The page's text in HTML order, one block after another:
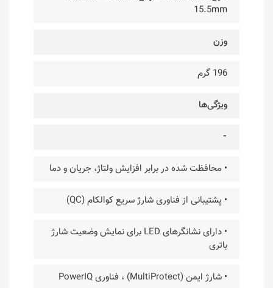
15.5mm
وزن
196 گرم
ویژگی‌ها
⁃
• محافظت شده در برابر افزایش ولتاژ، جریان و دما
• پشتیبانی از فناوری شارژ سریع کوالکام (QC)
• دارای نشانگرهای LED برای نمایش وضعیت شارژ
باتری
• شارژ ایمن (MultiProtect) ، فناوری PowerIQ